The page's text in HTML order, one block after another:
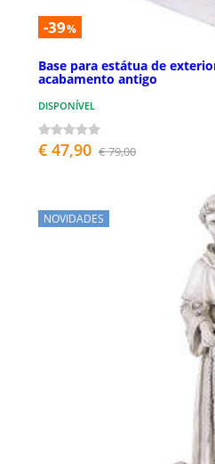
-39%
Base para estátua de
acabamento antigo
DISPONÍVEL
€ 47,90 € 79,00
NOVIDADES